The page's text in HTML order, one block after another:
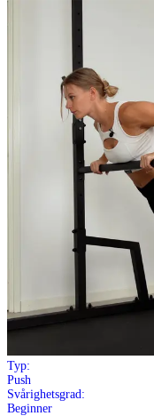
Typ:
Push
Svårighetsgrad:
Beginner